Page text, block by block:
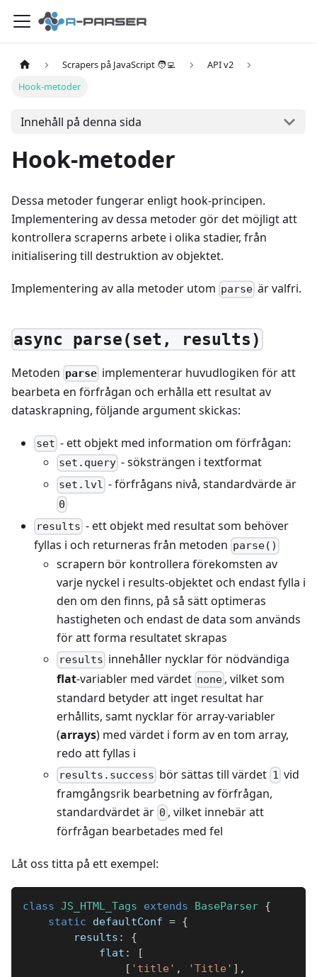
Scrapers på JavaScript 🧑‍💻
API v2
Hook-metoder
Innehåll på denna sida
Hook-metoder
Dessa metoder fungerar enligt hook-principen.
Implementering av dessa metoder gör det möjligt att
kontrollera scraperns arbete i olika stadier, från
initialisering till destruktion av objektet.
Implementering av alla metoder utom parse är valfri.
async parse(set, results)
Metoden parse implementerar huvudlogiken för att
bearbeta en förfrågan och erhålla ett resultat av
dataskrapning, följande argument skickas:
set - ett objekt med information om förfrågan:
set.query - söksträngen i textformat
set.lvl - förfrågans nivå, standardvärde är
0
results - ett objekt med resultat som behöver
fyllas i och returneras från metoden parse()
scrapern bör kontrollera förekomsten av
varje nyckel i results-objektet och endast fylla i
den om den finns, på så sätt optimeras
hastigheten och endast de data som används
för att forma resultatet skrapas
results innehåller nycklar för nödvändiga
flat-variabler med värdet none , vilket som
standard betyder att inget resultat har
erhållits, samt nycklar för array-variabler
(arrays) med värdet i form av en tom array,
redo att fyllas i
results.success bör sättas till värdet 1 vid
framgångsrik bearbetning av förfrågan,
standardvärdet är 0 , vilket innebär att
förfrågan bearbetades med fel
Låt oss titta på ett exempel:
class JS_HTML_Tags extends BaseParser {
static defaultConf = {
        results
:
{
            flat
:
[
[ 'title' , 'Title' ] ,